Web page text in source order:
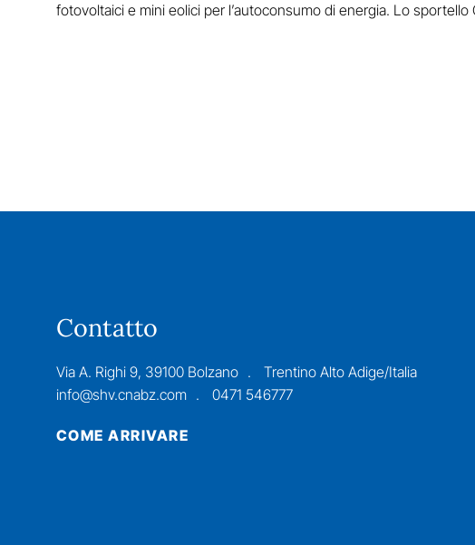
fotovoltaici e mini eolici per l’autoconsumo di energia. Lo
Contatto
Via A. Righi 9, 39100 Bolzano
Trentino Alto Adige/Italia
info@shv.cnabz.com
0471 546777
COME ARRIVARE